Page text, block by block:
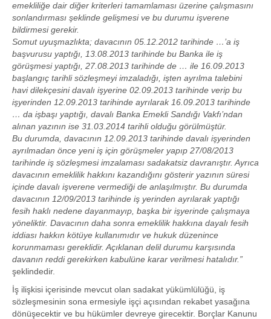
emekliliğe dair diğer kriterleri tamamlaması üzerine çalışmasını
sonlandırması şeklinde gelişmesi ve bu durumu işverene
bildirmesi gerekir.
Somut uyuşmazlıkta; davacının 05.12.2012 tarihinde …’a iş
başvurusu yaptığı, 13.08.2013 tarihinde bu Banka ile iş
görüşmesi yaptığı, 27.08.2013 tarihinde de … ile 16.09.2013
başlangıç tarihli sözleşmeyi imzaladığı, işten ayrılma talebini
havi dilekçesini davalı işyerine 02.09.2013 tarihinde verip bu
işyerinden 12.09.2013 tarihinde ayrılarak 16.09.2013 tarihinde
… da işbaşı yaptığı, davalı Banka Emekli Sandığı Vakfı’ndan
alınan yazının ise 31.03.2014 tarihli olduğu görülmüştür.
Bu durumda, davacının 12.09.2013 tarihinde davalı işyerinden
ayrılmadan önce yeni iş için görüşmeler yapıp 27/08/2013
tarihinde iş sözleşmesi imzalaması sadakatsiz davranıştır. Ayrıca
davacının emeklilik hakkını kazandığını gösterir yazının süresi
içinde davalı işverene vermediği de anlaşılmıştır. Bu durumda
davacının 12/09/2013 tarihinde iş yerinden ayrılarak yaptığı
fesih haklı nedene dayanmayıp, başka bir işyerinde çalışmaya
yöneliktir. Davacının daha sonra emeklilik hakkına dayalı fesih
iddiası hakkın kötüye kullanımıdır ve hukuk düzenince
korunmaması gereklidir. Açıklanan delil durumu karşısında
davanın reddi gerekirken kabulüne karar verilmesi hatalıdır.”
şeklindedir.
İş ilişkisi içerisinde mevcut olan sadakat yükümlülüğü, iş
sözleşmesinin sona ermesiyle işçi açısından rekabet yasağına
dönüşecektir ve bu hükümler devreye girecektir. Borçlar Kanunu